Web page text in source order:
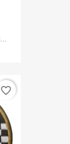
favorite_border